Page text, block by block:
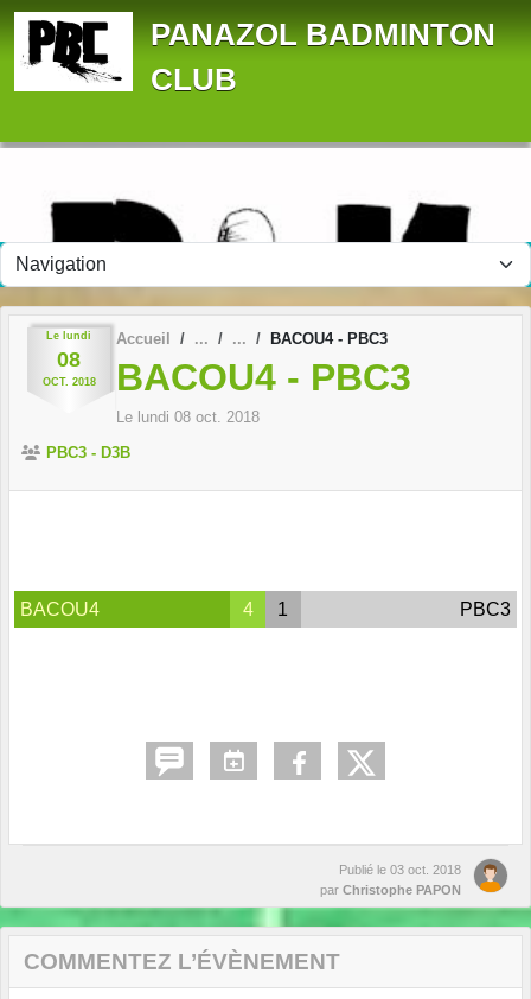
PANAZOL BADMINTON
CLUB
Le lundi
08
OCT. 2018
Accueil BACOU4 - PBC3
BACOU4 - PBC3
Le lundi 08 oct. 2018
PBC3 - D3B
BACOU4 4 1 PBC3
Publié le 03 oct. 2018
par Christophe PAPON
COMMENTEZ L’ÉVÈNEMENT
Panneau de gestion des cookies